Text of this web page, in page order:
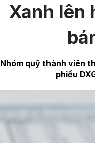
Xanh lên
Nhóm quỹ thành viên
phiếu